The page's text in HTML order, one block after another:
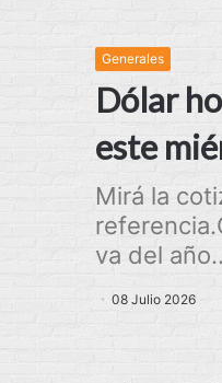
Generales
Dólar
este
Mirá la
va del
08 Julio 2026